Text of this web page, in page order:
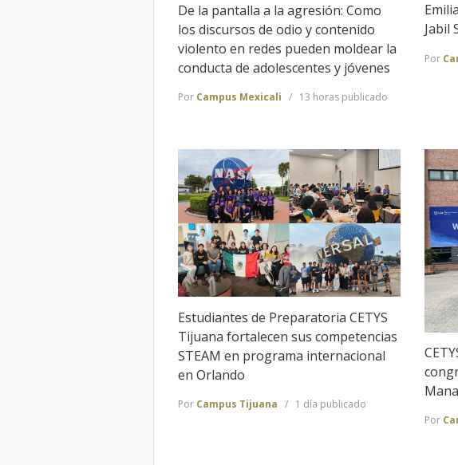
De la pantalla a la agresión: Como
los discursos de odio y contenido
violento en redes pueden moldear la
conducta de adolescentes y jóvenes
Por Campus Mexicali 13 horas publicado
Jabil
Por
Estudiantes de Preparatoria CETYS
Tijuana fortalecen sus competencias
STEAM en programa internacional
en Orlando
Por Campus Tijuana 1 día publicado
Por